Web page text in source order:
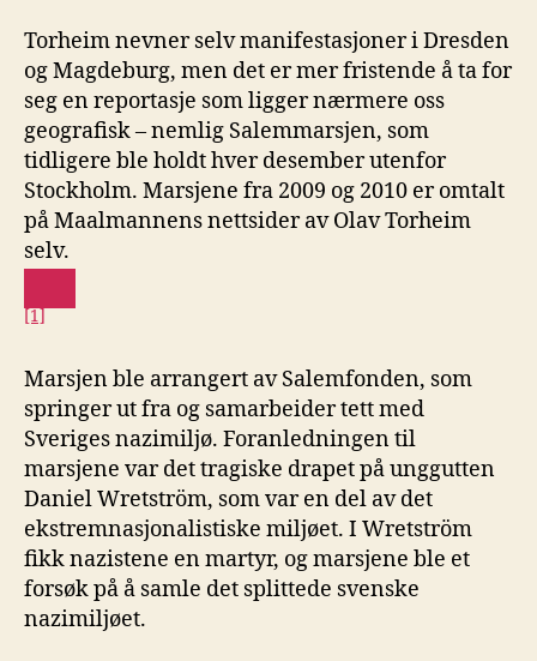
Torheim nevner selv manifestasjoner i Dresden
og Magdeburg, men det er mer fristende å ta for
seg en reportasje som ligger nærmere oss
geografisk – nemlig Salemmarsjen, som
tidligere ble holdt hver desember utenfor
Stockholm. Marsjene fra 2009 og 2010 er omtalt
på Maalmannens nettsider av Olav Torheim
selv.
[1]
Marsjen ble arrangert av Salemfonden, som
springer ut fra og samarbeider tett med
Sveriges nazimiljø. Foranledningen til
marsjene var det tragiske drapet på unggutten
Daniel Wretström, som var en del av det
ekstremnasjonalistiske miljøet. I Wretström
fikk nazistene en martyr, og marsjene ble et
forsøk på å samle det splittede svenske
nazimiljøet.